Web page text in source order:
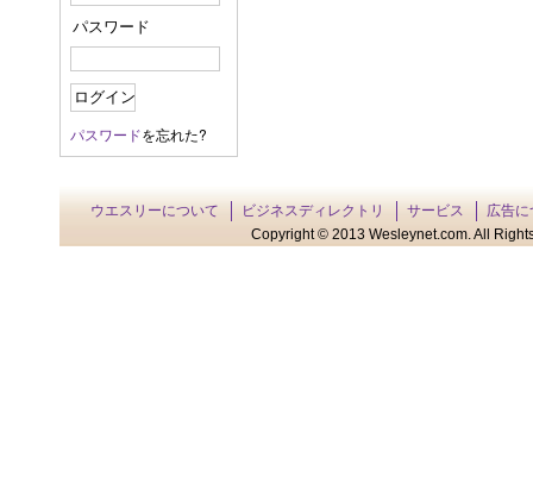
パスワード
パスワードを忘れた?
ウエスリーについて ビジネスディレクトリ サービス
広告に
Copyright © 2013 Wesleynet.com. All